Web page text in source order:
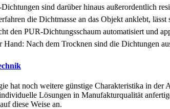
sind darüber hinaus außerordentlich
die Dichtmasse an das Objekt anklebt,
den PUR-Dichtungsschaum automatisiert und
Nach dem Trocknen sind die Dichtungen
hat noch weitere günstige Charakteristika in
Lösungen in Manufakturqualität
diese Weise an.